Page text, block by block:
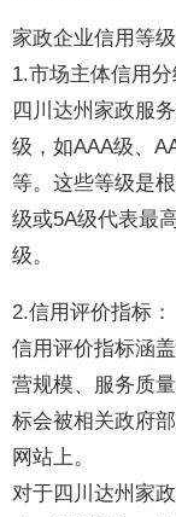
家政企业信用等
1.市场主体信用分
四川达州家政服
级，如AAA级、
等。这些等级是
级或5A级代表最
级。
2.信用评价指标：
信用评价指标涵
营规模、服务质
标会被相关政府
网站上。
对于四川达州家